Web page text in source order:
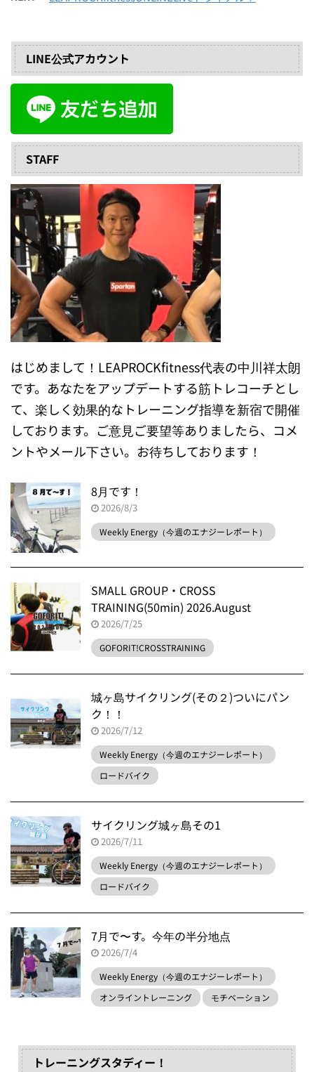
LINE公式アカウント
STAFF
はじめまして！LEAPROCKfitness代表の中川祥太朗
です。あなたをアップデートする筋トレコーチとし
て、楽しく効果的なトレーニング指導を新宿で開催
しております。ご意見ご要望等ありましたら、コメ
ントやメール下さい。お待ちしております！
8月です！
2026/8/3
Weekly Energy（今週のエナジーレポート）
SMALL GROUP・CROSS
TRAINING(50min) 2026.August
2026/7/25
GOFORIT!CROSSTRAINING
城ヶ島サイクリング(その２)ついにパン
ク！！
2026/7/12
Weekly Energy（今週のエナジーレポート）
ロードバイク
サイクリング城ヶ島その1
2026/7/11
Weekly Energy（今週のエナジーレポート）
ロードバイク
7月で〜す。今年の半分地点
2026/7/4
Weekly Energy（今週のエナジーレポート）
オンライントレーニング
モチベーション
トレーニングスタディー！